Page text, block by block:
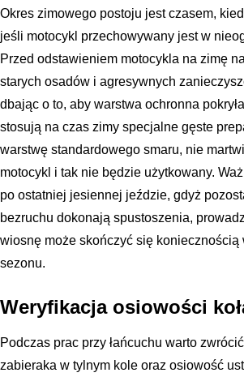
Okres zimowego postoju jest czasem,
jeśli motocykl przechowywany jest w
Przed odstawieniem motocykla na zimę
starych osadów i agresywnych
dbając o to, aby warstwa ochronna
stosują na czas zimy specjalne gęste
warstwę standardowego smaru, nie
motocykl i tak nie będzie użytkowany.
po ostatniej jesiennej jeździe, gdyż
bezruchu dokonają spustoszenia,
wiosnę może skończyć się
sezonu.
Weryfikacja osiowości
Podczas prac przy łańcuchu warto
zabieraka w tylnym kole oraz osiowość